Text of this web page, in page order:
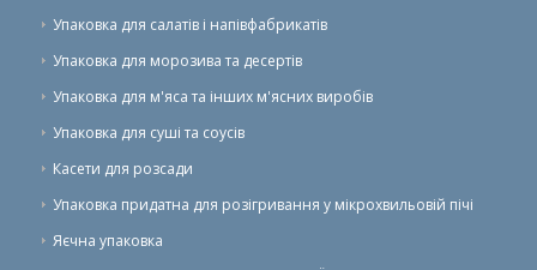
Упаковка для салатів і напівфабрикатів
Упаковка для морозива та десертів
Упаковка для м'яса та інших м'ясних виробів
Упаковка для суші та соусів
Касети для розсади
Упаковка придатна для розігривання у мікрохвильовій пічі
Яєчна упаковка